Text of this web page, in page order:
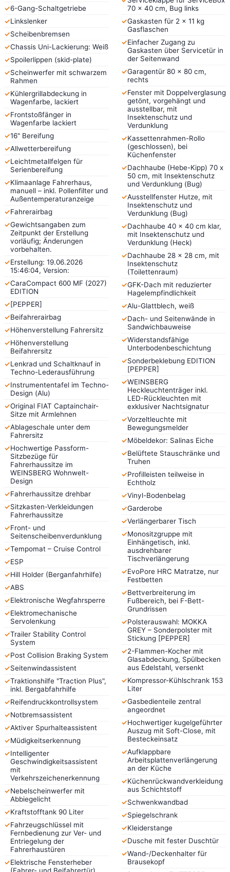
✓6-Gang-Schaltgetriebe
✓Linkslenker
✓Scheibenbremsen
✓Chassis Uni-Lackierung: Weiß
✓Spoilerlippen (skid-plate)
✓Scheinwerfer mit schwarzem
Rahmen
✓Kühlergrillabdeckung in
Wagenfarbe, lackiert
✓Frontstoßfänger in
Wagenfarbe lackiert
✓16" Bereifung
✓Allwetterbereifung
✓Leichtmetallfelgen für
Serienbereifung
✓Klimaanlage Fahrerhaus,
manuell – inkl. Pollenfilter und
Außentemperaturanzeige
✓Fahrerairbag
✓Gewichtsangaben zum
Zeitpunkt der Erstellung
vorläufig; Änderungen
vorbehalten.
✓Erstellung: 19.06.2026
15:46:04, Version:
✓CaraCompact 600 MF (2027)
EDITION
✓[PEPPER]
✓Beifahrerairbag
✓Höhenverstellung Fahrersitz
✓Höhenverstellung
Beifahrersitz
✓Lenkrad und Schaltknauf in
Techno-Lederausführung
✓Instrumententafel im Techno-
Design (Alu)
✓Original FIAT Captainchair-
Sitze mit Armlehnen
✓Ablageschale unter dem
Fahrersitz
✓Hochwertige Passform-
Sitzbezüge für
Fahrerhaussitze im
WEINSBERG Wohnwelt-
Design
✓Fahrerhaussitze drehbar
✓Sitzkasten-Verkleidungen
Fahrerhaussitze
✓Front- und
Seitenscheibenverdunklung
✓Tempomat – Cruise Control
✓ESP
✓Hill Holder (Berganfahrhilfe)
✓ABS
✓Elektronische Wegfahrsperre
✓Elektromechanische
Servolenkung
✓Trailer Stability Control
System
✓Post Collision Braking System
✓Seitenwindassistent
✓Traktionshilfe "Traction Plus",
inkl. Bergabfahrhilfe
✓Reifendruckkontrollsystem
✓Notbremsassistent
✓Aktiver Spurhalteassistent
✓Müdigkeitserkennung
✓Intelligenter
Geschwindigkeitsassistent
mit
Verkehrszeichenerkennung
✓Nebelscheinwerfer mit
Abbiegelicht
✓Kraftstofftank 90 Liter
✓Fahrzeugschlüssel mit
Fernbedienung zur Ver- und
Entriegelung der
Fahrerhaustüren
✓Elektrische Fensterheber
70 x 40 cm, Bug links
✓Gaskasten für 2 x 11 kg
Gasflaschen
✓Einfacher Zugang zu
Gaskasten über Servicetür in
der Seitenwand
✓Garagentür 80 x 80 cm,
rechts
✓Fenster mit Doppelverglasung
getönt, vorgehängt und
ausstellbar, mit
Insektenschutz und
Verdunklung
✓Kassettenrahmen-Rollo
(geschlossen), bei
Küchenfenster
✓Dachhaube (Hebe-Kipp) 70 x
50 cm, mit Insektenschutz
und Verdunklung (Bug)
✓Ausstellfenster Hutze, mit
Insektenschutz und
Verdunklung (Bug)
✓Dachhaube 40 x 40 cm klar,
mit Insektenschutz und
Verdunklung (Heck)
✓Dachhaube 28 x 28 cm, mit
Insektenschutz
(Toilettenraum)
✓GFK-Dach mit reduzierter
Hagelempfindlichkeit
✓Alu-Glattblech, weiß
✓Dach- und Seitenwände in
Sandwichbauweise
✓Widerstandsfähige
Unterbodenbeschichtung
✓Sonderbeklebung EDITION
[PEPPER]
✓WEINSBERG
Heckleuchtenträger inkl.
LED-Rückleuchten mit
exklusiver Nachtsignatur
✓Vorzeltleuchte mit
Bewegungsmelder
✓Möbeldekor: Salinas Eiche
✓Belüftete Stauschränke und
Truhen
✓Profilleisten teilweise in
Echtholz
✓Vinyl-Bodenbelag
✓Garderobe
✓Verlängerbarer Tisch
✓Monositzgruppe mit
Einhängetisch, inkl.
ausdrehbarer
Tischverlängerung
✓EvoPore HRC Matratze, nur
Festbetten
✓Bettverbreiterung im
Fußbereich, bei F-Bett-
Grundrissen
✓Polsterauswahl: MOKKA
GREY – Sonderpolster mit
Stickung [PEPPER]
✓2-Flammen-Kocher mit
Glasabdeckung, Spülbecken
aus Edelstahl, versenkt
✓Kompressor-Kühlschrank 153
Liter
✓Gasbedienteile zentral
angeordnet
✓Hochwertiger kugelgeführter
Auszug mit Soft-Close, mit
Besteckeinsatz
✓Aufklappbare
Arbeitsplattenverlängerung
an der Küche
✓Küchenrückwandverkleidung
aus Schichtstoff
✓Schwenkwandbad
✓Spiegelschrank
✓Kleiderstange
✓Dusche mit fester Duschtür
✓Wand-/Deckenhalter für
Brausekopf